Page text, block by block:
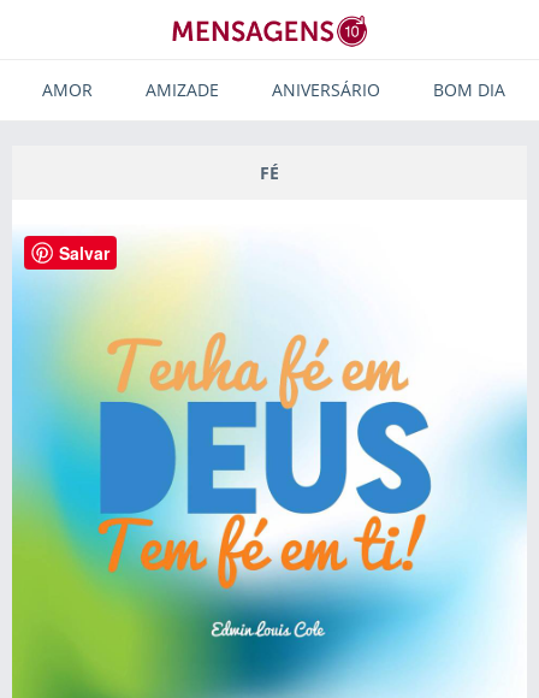
AMOR AMIZADE ANIVERSÁRIO BOM DIA
FÉ
Salvar